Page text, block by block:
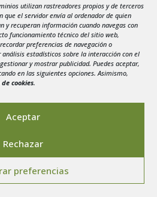
utilizan rastreadores propios y de terceros
que el servidor envía al ordenador de quien
y recuperan información cuando navegas con
funcionamiento técnico del sitio web,
preferencias de navegación o
estadísticos sobre la interacción con el
y mostrar publicidad. Puedes aceptar,
en las siguientes opciones. Asimismo,
cookies.
Aceptar
Rechazar
preferencias
6 7 8
9
13 14 15
16
20 21 22
23
27 28 29
30
de privacidad
Cookies